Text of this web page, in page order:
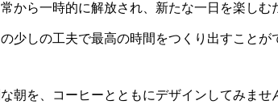
から一時的に解放され、新たな一日を楽しむ
少しの工夫で最高の時間をつくり出すことが
朝を、コーヒーとともにデザインしてみませ